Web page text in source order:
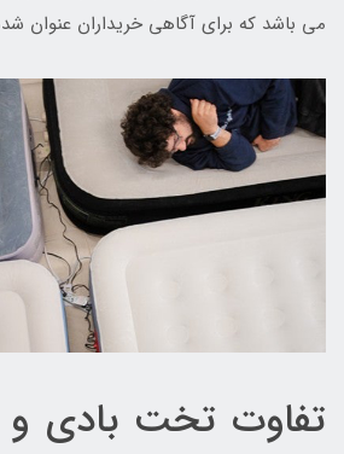
می باشد که برای آگاهی خریداران عنوان
تفاوت تخت بادی